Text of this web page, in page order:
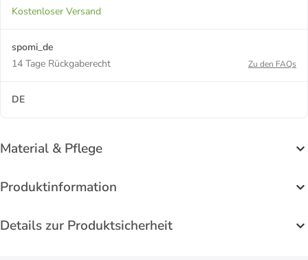
Kostenloser Versand
spomi_de
14 Tage Rückgaberecht
Zu den FAQs
DE
Material & Pflege
Produktinformation
Details zur Produktsicherheit